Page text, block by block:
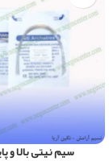
سیم نیتی بالا و